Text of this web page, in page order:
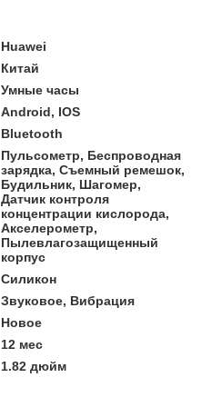
Huawei
Китай
Умные часы
Android, IOS
Bluetooth
Пульсометр, Беспроводная
зарядка, Съемный ремешок,
Будильник, Шагомер,
Датчик контроля
концентрации кислорода,
Акселерометр,
Пылевлагозащищенный
корпус
Силикон
Звуковое, Вибрация
Новое
12 мес
1.82 дюйм